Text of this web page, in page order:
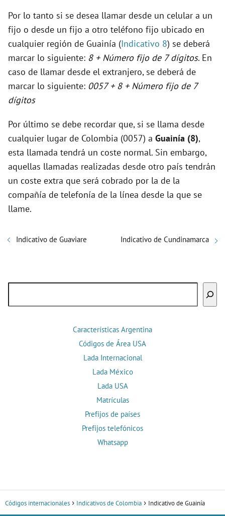
Por lo tanto si se desea llamar desde un celular a un
fijo o desde un fijo a otro teléfono fijo ubicado en
cualquier región de Guainía (Indicativo 8) se deberá
marcar lo siguiente: 8 + Número fijo de 7 dígitos. En
caso de llamar desde el extranjero, se deberá de
marcar lo siguiente: 0057 + 8 + Número fijo de 7
dígitos
Por último se debe recordar que, si se llama desde
cualquier lugar de Colombia (0057) a Guainía (8),
esta llamada tendrá un coste normal. Sin embargo,
aquellas llamadas realizadas desde otro país tendrán
un coste extra que será cobrado por la de la
compañía de telefonía de la línea desde la que se
llame.
Indicativo de Guaviare Indicativo de Cundinamarca
Características Argentina
Códigos de Área USA
Lada Internacional
Lada México
Lada USA
Matrículas
Prefijos de países
Prefijos telefónicos
Whatsapp
Códigos internacionales Indicativos de Colombia Indicativo de Guainía